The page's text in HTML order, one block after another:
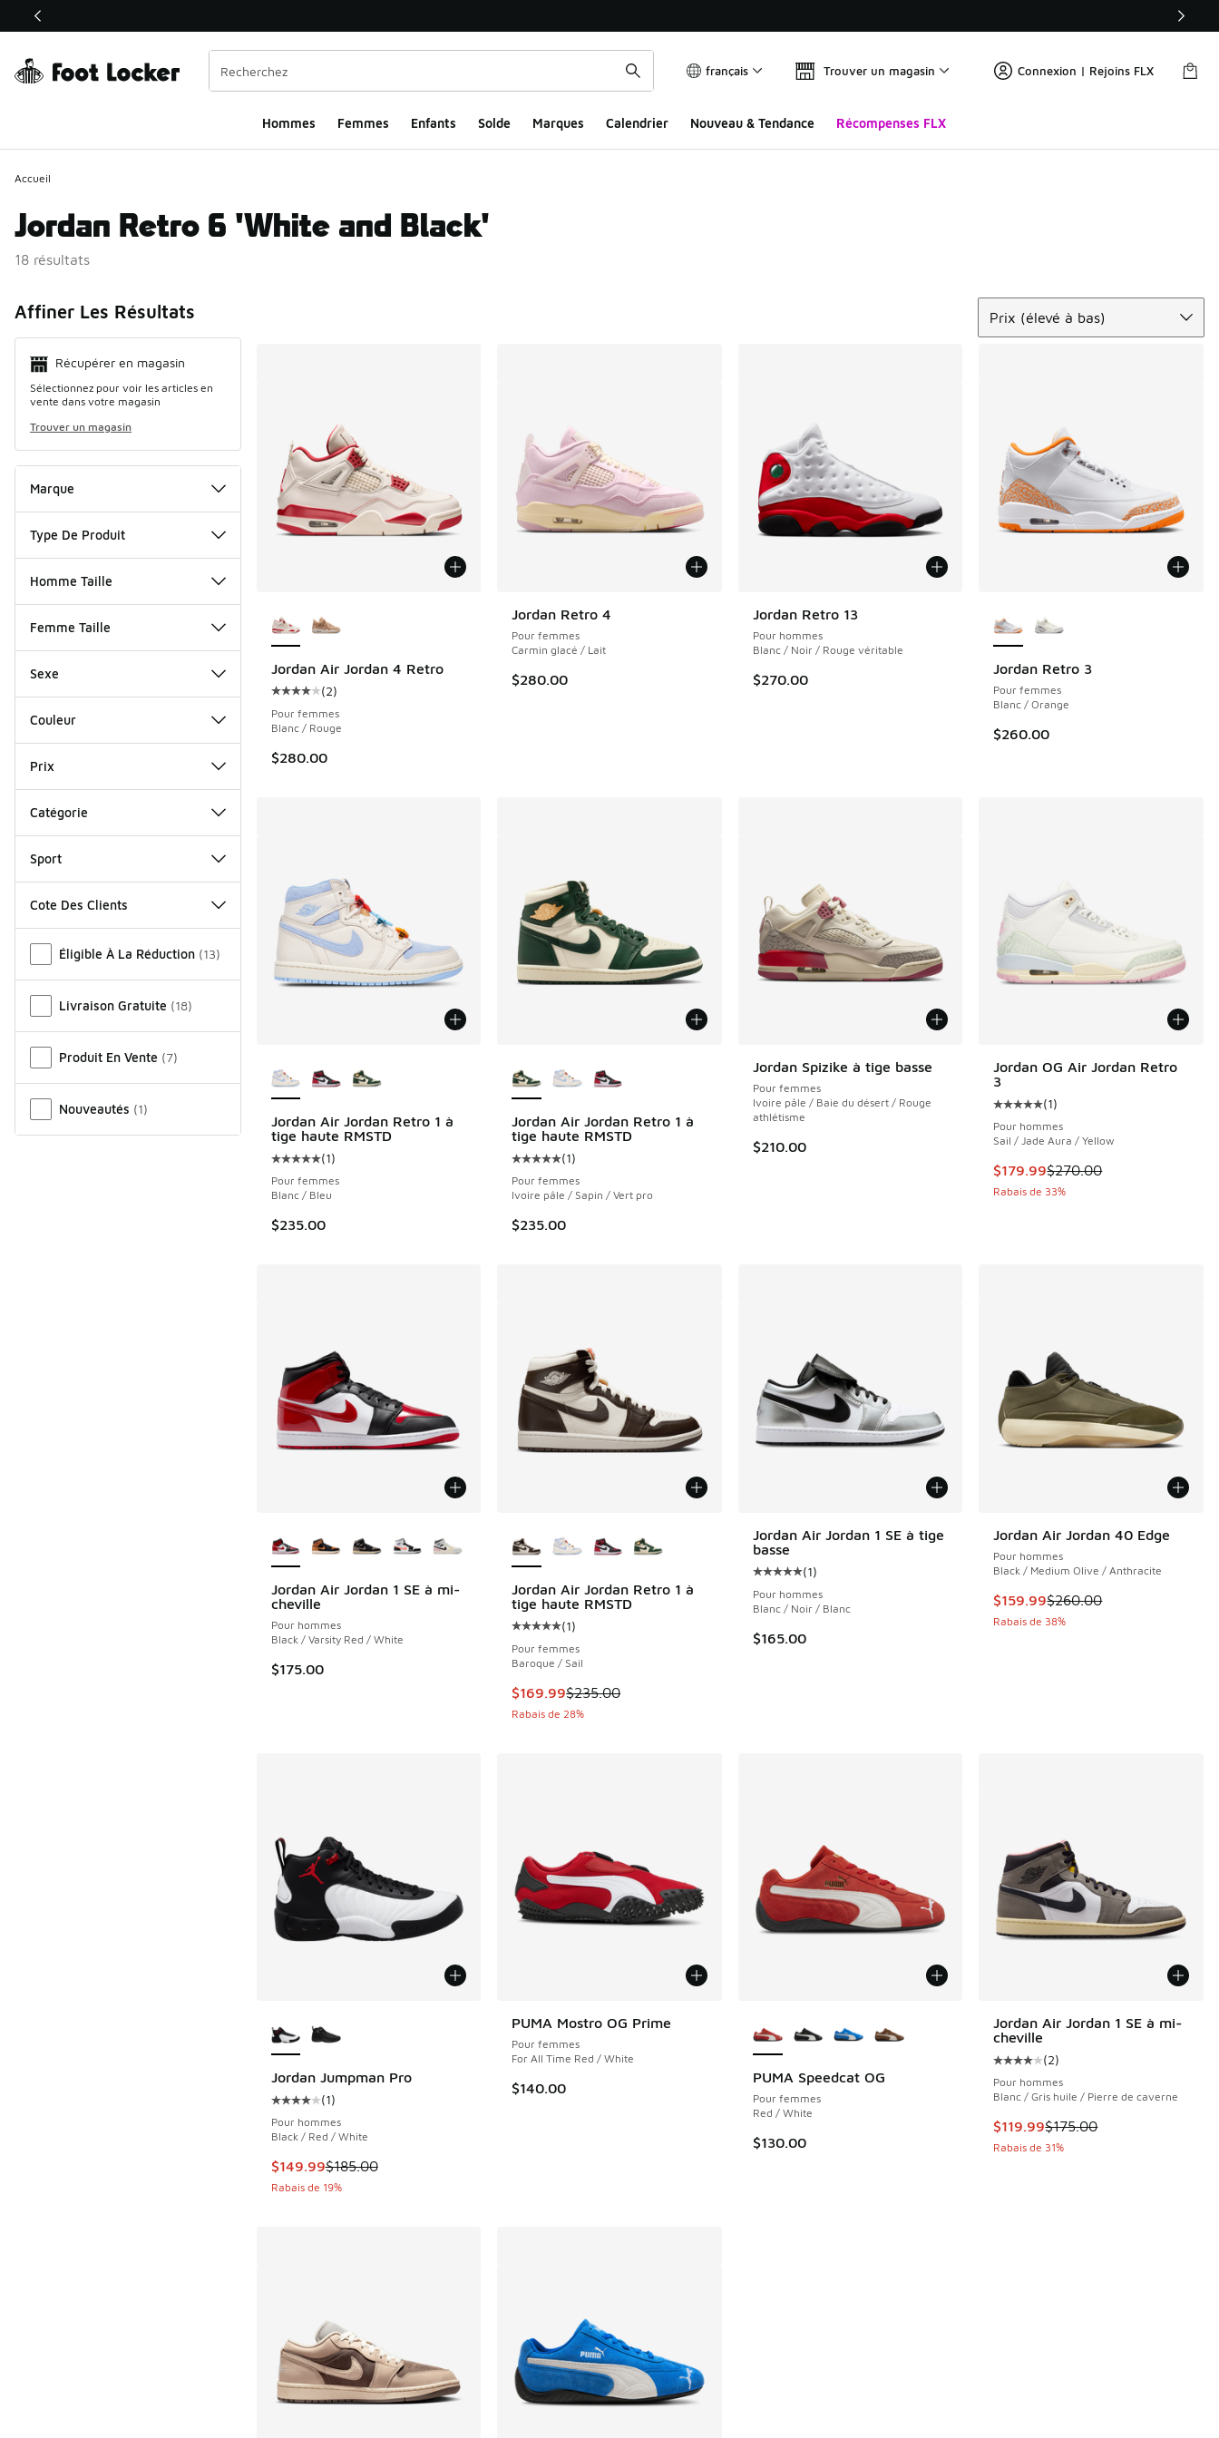
Ce lien s’ouvrira dans une nouvelle fenêtre
français Trouver un magasin Connexion | Rejoins FLX
Hommes Femmes Enfants Solde Marques Calendrier Nouveau & Tendance Récompenses FLX
Accueil
Jordan Retro 6 'White and Black'
18 résultats
Affiner Les Résultats
Récupérer en magasin
Sélectionnez pour voir les articles en
vente dans votre magasin
Trouver un magasin
Marque
Type De Produit
Homme Taille
Femme Taille
Sexe
Couleur
Prix
Catégorie
Sport
Cote Des Clients
Éligible À La Réduction (13)
Livraison Gratuite (18)
Produit En Vente (7)
Nouveautés (1)
Prix (élevé à bas)
Jordan Air Jordan 4 Retro
Cote moyenne du client - [4 sur 5 étoiles], 2 commentaires
(2)
Pour femmes
Blanc / Rouge
$280.00
Jordan Retro 4
Pour femmes
Carmin glacé / Lait
$280.00
Jordan Retro 13
Pour hommes
Blanc / Noir / Rouge véritable
$270.00
Jordan Retro 3
Pour femmes
Blanc / Orange
$260.00
Jordan Air Jordan Retro 1 à
tige haute RMSTD
Cote moyenne du client - [5 sur 5 étoiles], 1 commentaires
(1)
Pour femmes
Blanc / Bleu
$235.00
Jordan Air Jordan Retro 1 à
tige haute RMSTD
Cote moyenne du client - [5 sur 5 étoiles], 1 commentaires
(1)
Pour femmes
Ivoire pâle / Sapin / Vert pro
$235.00
Jordan Spizike à tige basse
Pour femmes
Ivoire pâle / Baie du désert / Rouge
athlétisme
$210.00
Jordan OG Air Jordan Retro
3
Cote moyenne du client - [5 sur
(1)
Pour hommes
Sail / Jade Aura / Yellow
Cet article est en solde. Le prix
$179.99$270.00
Rabais de 33%
Jordan Air Jordan 1 SE à mi-
cheville
Pour hommes
Black / Varsity Red / White
$175.00
Jordan Air Jordan Retro 1 à
tige haute RMSTD
Cote moyenne du client - [5 sur 5 étoiles], 1 commentaires
(1)
Pour femmes
Baroque / Sail
Cet article est en solde. Le prix est passé de $235.00 à $169.99
$169.99$235.00
Rabais de 28%
Jordan Air Jordan 1 SE à tige
basse
Cote moyenne du client - [5 sur 5 étoiles], 1 commentaires
(1)
Pour hommes
Blanc / Noir / Blanc
$165.00
Jordan Air Jordan 40 Edge
Pour hommes
Black / Medium Olive / Anthracite
Cet article est en solde. Le prix
$159.99$260.00
Rabais de 38%
Jordan Jumpman Pro
Cote moyenne du client - [4 sur 5 étoiles], 1 commentaires
(1)
Pour hommes
Black / Red / White
Cet article est en solde. Le prix est passé de $185.00 à $149.99
$149.99$185.00
Rabais de 19%
PUMA Mostro OG Prime
Pour femmes
For All Time Red / White
$140.00
PUMA Speedcat OG
Pour femmes
Red / White
$130.00
Jordan Air Jordan 1 SE à mi-
cheville
Cote moyenne du client - [4 sur
(2)
Pour hommes
Blanc / Gris huile / Pierre de caverne
Cet article est en solde. Le prix
$119.99$175.00
Rabais de 31%